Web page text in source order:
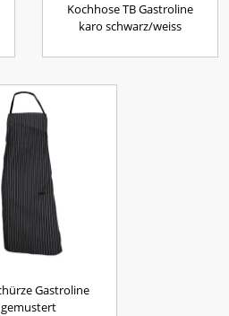
Kochhose TB Gastroline
karo schwarz/weiss
Gastroline
gemustert